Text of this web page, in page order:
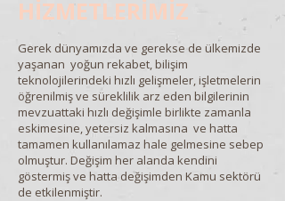
HİZMETLERİMİZ
Gerek dünyamızda ve gerekse de ülkemizde
yaşanan yoğun rekabet, bilişim
teknolojilerindeki hızlı gelişmeler, işletmelerin
öğrenilmiş ve süreklilik arz eden bilgilerinin
mevzuattaki hızlı değişimle birlikte zamanla
eskimesine, yetersiz kalmasına ve hatta
tamamen kullanılamaz hale gelmesine sebep
olmuştur. Değişim her alanda kendini
göstermiş ve hatta değişimden Kamu sektörü
de etkilenmiştir.